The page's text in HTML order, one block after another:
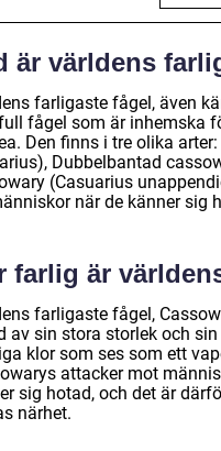
är världens
farligaste fågel, även
fågel som är inhemska
Den finns i tre olika
Dubbelbantad
(Casuarius
när de känner sig
farlig är
farligaste fågel,
av sin stora storlek och
klor som ses som ett
attacker mot
sig hotad, och det är
närhet.